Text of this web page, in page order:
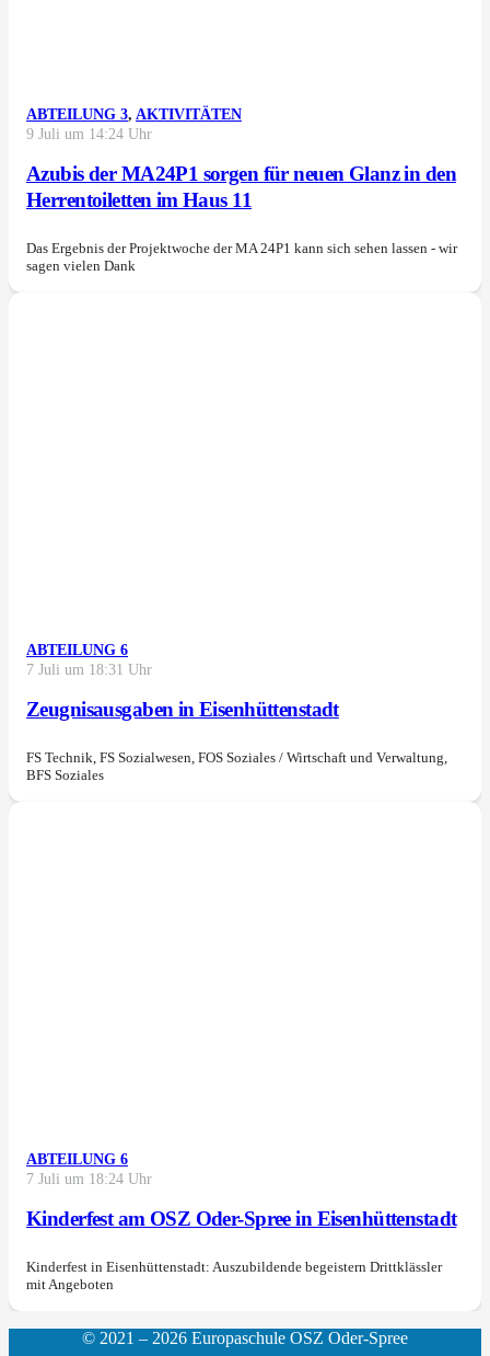
ABTEILUNG 3, AKTIVITÄTEN
9 Juli um 14:24 Uhr
Azubis der MA24P1 sorgen für neuen Glanz in den
Herrentoiletten im Haus 11
Das Ergebnis der Projektwoche der MA 24P1 kann sich sehen lassen - wir
sagen vielen Dank
ABTEILUNG 6
7 Juli um 18:31 Uhr
Zeugnisausgaben in Eisenhüttenstadt
FS Technik, FS Sozialwesen, FOS Soziales / Wirtschaft und Verwaltung,
BFS Soziales
ABTEILUNG 6
7 Juli um 18:24 Uhr
Kinderfest am OSZ Oder-Spree in Eisenhüttenstadt
Kinderfest in Eisenhüttenstadt: Auszubildende begeistern Drittklässler
mit Angeboten
© 2021 – 2026 Europaschule OSZ Oder-Spree